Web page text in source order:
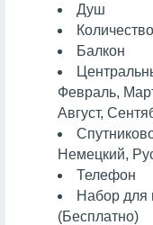
Душ
Балкон
Февраль,
Август,
Немецкий,
Телефон
Набор для
(Бесплатно)